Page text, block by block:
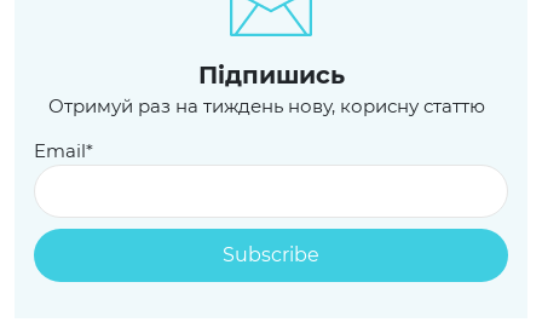
Пiдпишись
Отримуй раз на тиждень нову, корисну статтю
Email*